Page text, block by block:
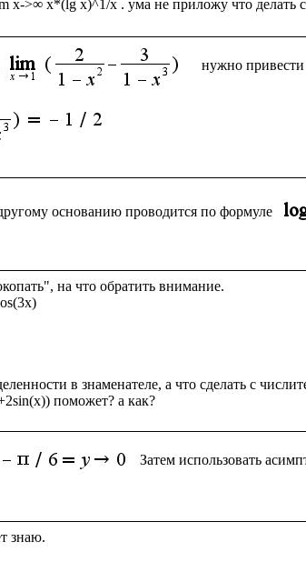
нужно
основанию проводится по формуле
на что обратить внимание.
в знаменателе, а что сделать с
Затем использовать